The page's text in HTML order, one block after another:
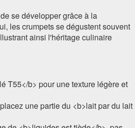
se développer grâce à la
les crumpets se dégustent souvent
ainsi l'héritage culinaire
T55</b> pour une texture légère et
une partie du <b>lait par du lait